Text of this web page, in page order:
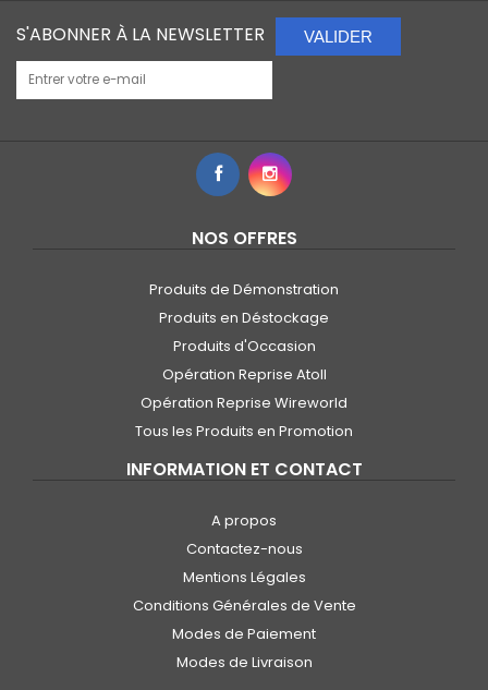
S'ABONNER À LA NEWSLETTER VALIDER
NOS OFFRES
Produits de Démonstration
Produits en Déstockage
Produits d'Occasion
Opération Reprise Atoll
Opération Reprise Wireworld
Tous les Produits en Promotion
INFORMATION ET CONTACT
A propos
Contactez-nous
Mentions Légales
Conditions Générales de Vente
Modes de Paiement
Modes de Livraison